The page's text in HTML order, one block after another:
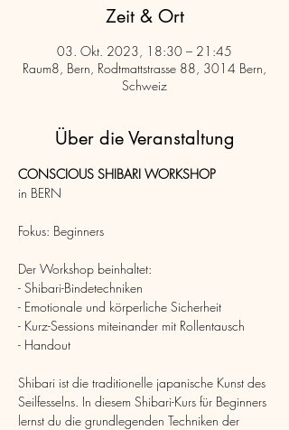
Zeit & Ort
03. Okt. 2023, 18:30 – 21:45
Raum8, Bern, Rodtmattstrasse 88, 3014 Bern,
Schweiz
Über die Veranstaltung
CONSCIOUS SHIBARI WORKSHOP
in BERN
Fokus: Beginners
Der Workshop beinhaltet:
- Shibari-Bindetechniken
- Emotionale und körperliche Sicherheit
- Kurz-Sessions miteinander mit Rollentausch
- Handout
Shibari ist die traditionelle japanische Kunst des
Seilfesselns. In diesem Shibari-Kurs für Beginners
lernst du die grundlegenden Techniken der